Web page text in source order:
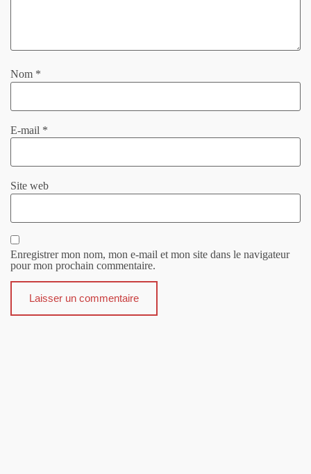
Nom *
E-mail *
Site web
Enregistrer mon nom, mon e-mail et mon site dans le navigateur
pour mon prochain commentaire.